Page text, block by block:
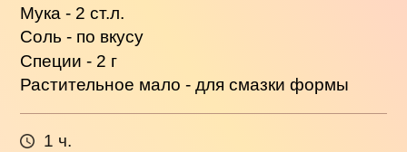
Мука - 2 ст.л.
Соль - по вкусу
Специи - 2 г
Растительное мало - для смазки формы
1 ч.